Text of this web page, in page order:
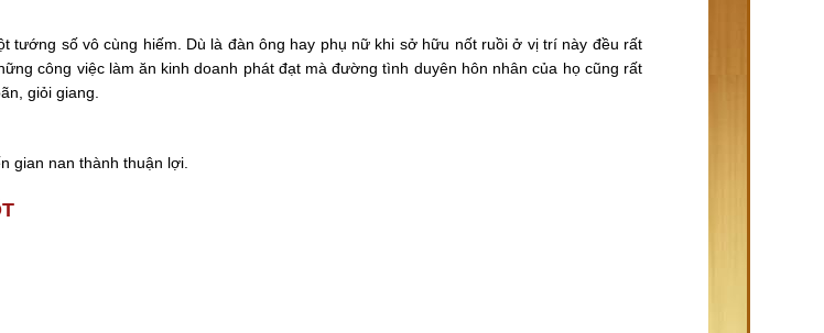
tướng số vô cùng hiếm. Dù là đàn ông hay phụ nữ khi sở hữu nốt ruồi ở vị trí này đều rất
công việc làm ăn kinh doanh phát đạt mà đường tình duyên hôn nhân của họ cũng rất
giỏi giang.
gian nan thành thuận lợi.